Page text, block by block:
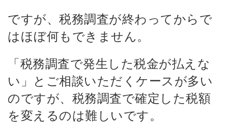
ですが、税務調査が終わってからで
はほぼ何もできません。
「税務調査で発生した税金が払えな
い」とご相談いただくケースが多い
のですが、税務調査で確定した税額
を変えるのは難しいです。